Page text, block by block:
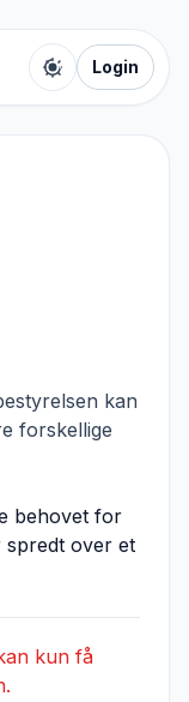
Toggle color
Login
kan
forskellige
behovet for
spredt over et
kun få